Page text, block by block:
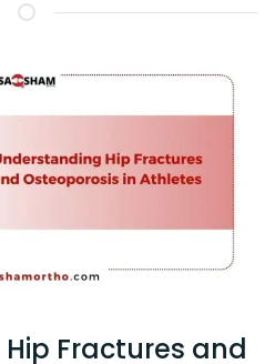
Fractures and